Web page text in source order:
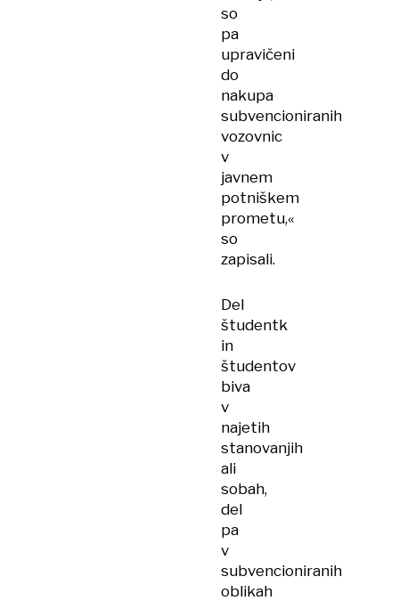
so
pa
upravičeni
do
nakupa
subvencioniranih
vozovnic
v
javnem
potniškem
prometu,«
so
zapisali.
Del
študentk
in
študentov
biva
v
najetih
stanovanjih
ali
sobah,
del
pa
v
subvencioniranih
oblikah